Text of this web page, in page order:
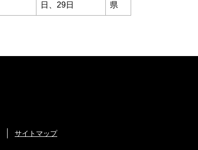
日、29日
県
サイトマップ